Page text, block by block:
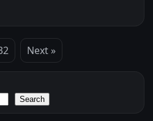
Next »
Search